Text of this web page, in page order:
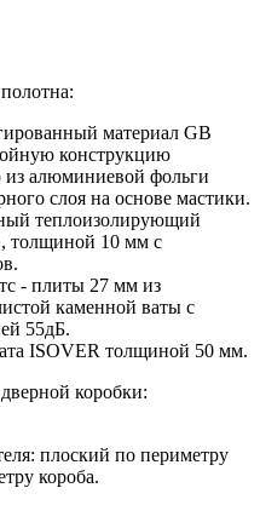
материал GB
конструкцию
алюминиевой фольги
слоя на основе мастики.
теплоизолирующий
толщиной 10 мм с
- плиты 27 мм из
каменной ваты с
55дБ.
ISOVER толщиной 50 мм.
коробки:
плоский по периметру
короба.